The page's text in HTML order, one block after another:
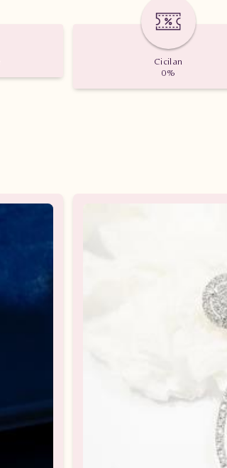
Cicilan
0%